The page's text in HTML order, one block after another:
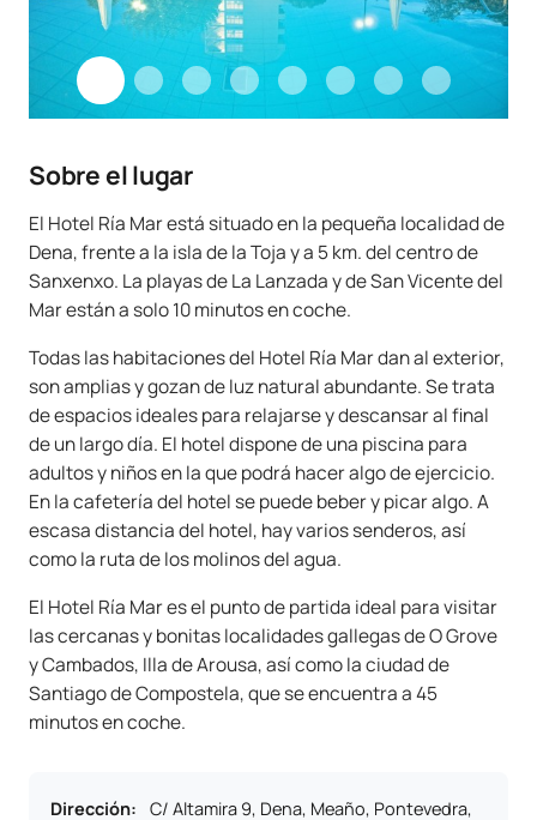
Sobre el lugar
El Hotel Ría Mar está situado en la pequeña localidad de
Dena, frente a la isla de la Toja y a 5 km. del centro de
Sanxenxo. La playas de La Lanzada y de San Vicente del
Mar están a solo 10 minutos en coche.
Todas las habitaciones del Hotel Ría Mar dan al exterior,
son amplias y gozan de luz natural abundante. Se trata
de espacios ideales para relajarse y descansar al final
de un largo día. El hotel dispone de una piscina para
adultos y niños en la que podrá hacer algo de ejercicio.
En la cafetería del hotel se puede beber y picar algo. A
escasa distancia del hotel, hay varios senderos, así
como la ruta de los molinos del agua.
El Hotel Ría Mar es el punto de partida ideal para visitar
las cercanas y bonitas localidades gallegas de O Grove
y Cambados, Illa de Arousa, así como la ciudad de
Santiago de Compostela, que se encuentra a 45
minutos en coche.
Dirección:
C/ Altamira 9, Dena, Meaño, Pontevedra,